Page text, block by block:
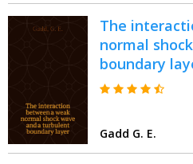
The
normal
boundary
Gadd G. E.